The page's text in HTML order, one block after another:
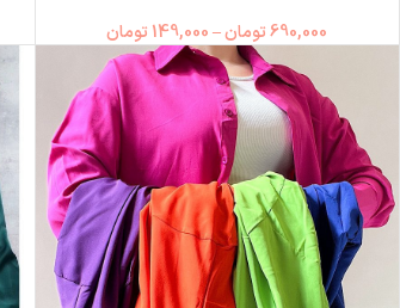
690,000 تومان–
149,000 تومان